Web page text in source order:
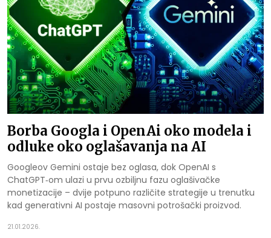
Borba Googla i OpenAi oko modela i
odluke oko oglašavanja na AI
Googleov Gemini ostaje bez oglasa, dok OpenAI s
ChatGPT‑om ulazi u prvu ozbiljnu fazu oglašivačke
monetizacije – dvije potpuno različite strategije u trenutku
kad generativni AI postaje masovni potrošački proizvod.
21.01.2026.